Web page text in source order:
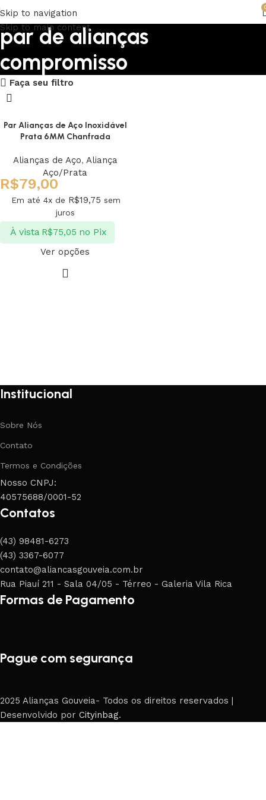
Skip to navigation
Skip to main content
par de alianças
compromisso
Shop Now
Faça seu filtro
Par Alianças de Aço Inoxidável
Prata 6MM Chanfrada
Alianças de Aço, Aliança
Aço/Prata
R$79,00
Em até 4x de R$19,75 sem
juros
À vista R$75,05 no Pix
Ver opções
Institucional
Sobre Nós
Contato
Termos e Condições
Nosso CNPJ:
40575688/0001-52
Contatos
(43) 98481-6273
(43) 3367-6077
contato@aliancasgouveia.com.br
Rua Piauí 211 - Sala 04/05 - Térreo - Galeria Vila Rica
Formas de Pagamento
Pague com segurança
2025 Alianças Gouveia- Todos os direitos reservados |
Desenvolvido por Cityinbag.